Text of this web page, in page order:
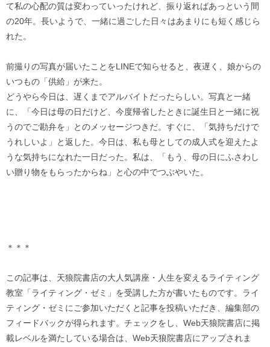
て私の心配の質は変わっていったけれど、振り返ればあっという間
の20年。長いようで、一緒に過ごした日々はあまりにも短く感じら
れた。
前撮りの写真が届いたことをLINEで知らせると、夜遅く、娘からの
いつもの「供給」が来た。
どうやら今日は、遅くまでアルバイトだったらしい。写真と一緒
に、「今日は母の日だけど、今度帰省したときに誕生日と一緒に祝
うのでご勘弁を」とのメッセージつきだ。すぐに、「気持ちだけで
うれしいよ」と返した。今日は、私も母としての成人式を迎えたよ
うな気持ちになれた一日だった。私は、「もう、母の日にふさわし
い贈り物をもらったからね」と心の中でつぶやいた。
＊＊＊
この記事は、天狼院書店の大人気講座・人生を変えるライティング
教室「ライティング・ゼミ」を受講した方が書いたものです。ライ
ティング・ゼミにご参加いただくと記事を投稿いただき、編集部の
フィードバックが得られます。チェックをし、Web天狼院書店に掲
載レベルを満たしている場合は、Web天狼院書店にアップされま